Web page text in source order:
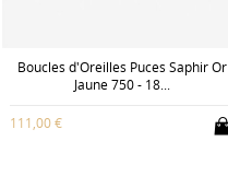
Boucles d'Oreilles Puces Saphir Or
Jaune 750 - 18...
111,00 €